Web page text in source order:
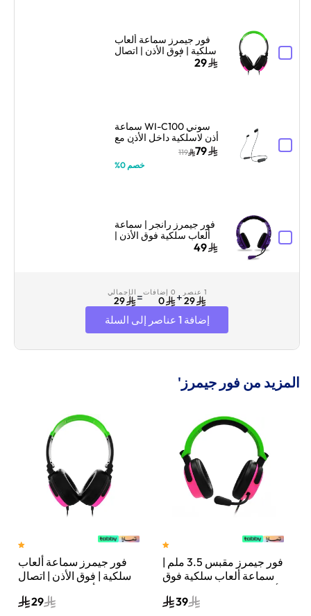
فور جيمرز سماعة ألعاب
سلكية | فوق الأذن | اتصال
سلكي | أخضر نيون/وردي
29
سوني WI-C100 سماعة
أذن لاسلكية داخل الأذن مع
ميكروفون – أسود
79
119
خصم 0%
فور جيمرز رانجر | سماعة
ألعاب سلكية فوق الأذن |
خفيفة ومريحة | تمويه49
1 عنصر
29
+ 0 إضافات
0
= الإجمالي
29
إضافة 1 عناصر إلى السلة
المزيد من فور جيمرز'
فور جيمرز سماعة ألعاب
سلكية | فوق الأذن | اتصال
سلكي | أخضر نيون/وردي
29
فور جيمرز مقبس 3.5 ملم |
سماعة ألعاب سلكية فوق
الأذن | دعم متعدد المنصات |
أخضر نيون/وردي
39